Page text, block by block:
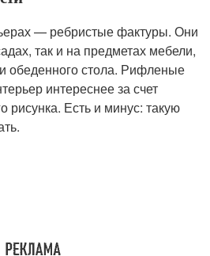
— ребристые фактуры. Они
так и на предметах мебели,
обеденного стола. Рифленые
интереснее за счет
рисунка. Есть и минус: такую